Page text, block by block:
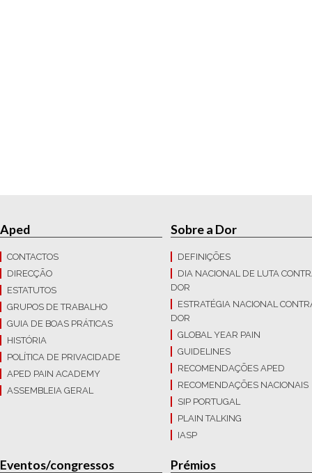
Aped
CONTACTOS
DIRECÇÃO
ESTATUTOS
GRUPOS DE TRABALHO
GUIA DE BOAS PRÁTICAS
HISTÓRIA
POLÍTICA DE PRIVACIDADE
APED PAIN ACADEMY
ASSEMBLEIA GERAL
Sobre a Dor
DEFINIÇÕES
DIA NACIONAL DE LUTA
DOR
ESTRATÉGIA NACIONAL
DOR
GLOBAL YEAR PAIN
GUIDELINES
RECOMENDAÇÕES APED
RECOMENDAÇÕES NACIONAIS
SIP PORTUGAL
PLAIN TALKING
IASP
Eventos/congressos Prémios